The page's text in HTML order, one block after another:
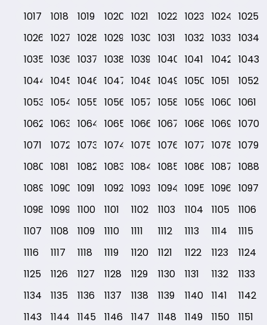
1017
1018 1019 1020 1021 1022 1023 1024 1025
1026 1027 1028 1029 1030 1031 1032 1033 1034
1035 1036 1037 1038 1039 1040 1041 1042 1043
1044 1045 1046 1047 1048 1049 1050 1051
1052
1053 1054 1055 1056 1057 1058 1059 1060 1061
1062 1063 1064 1065 1066 1067 1068 1069 1070
1071
1072 1073 1074 1075 1076 1077 1078 1079
1080 1081 1082 1083 1084 1085 1086 1087 1088
1089 1090 1091 1092 1093 1094 1095 1096 1097
1098 1099 1100 1101 1102 1103 1104 1105
1106
1107
1108 1109 1110 1111 1112 1113 1114
1115
1116
1117 1118 1119 1120 1121 1122 1123
1124
1125
1126 1127 1128 1129 1130 1131 1132
1133
1134
1135 1136 1137 1138 1139 1140 1141
1142
1143
1144 1145 1146 1147 1148 1149 1150
1151